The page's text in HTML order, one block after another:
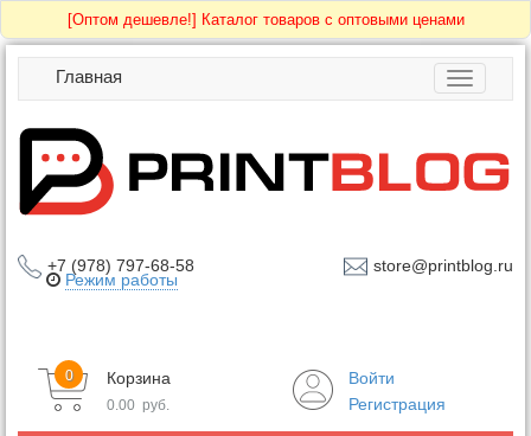
[Оптом дешевле!] Каталог товаров с оптовыми ценами
Toggle
Главная
+7 (978) 797-68-58 store@printblog.ru
Режим работы
Корзина
0
0.00 руб.
Войти
Регистрация